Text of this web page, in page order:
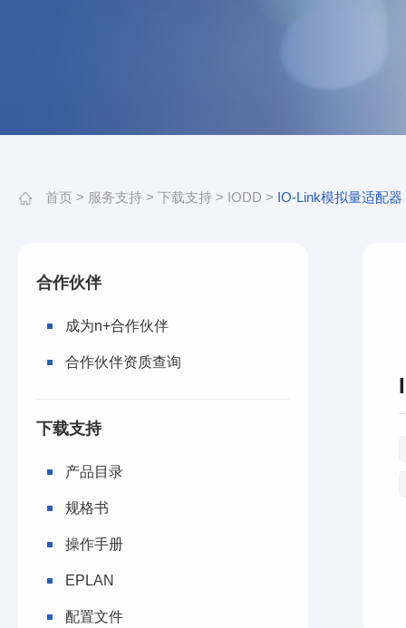
首页 > 服务支持 > 下载支持 > IODD > IO-Link模拟量适配器
合作伙伴
成为n+合作伙伴
合作伙伴资质查询
下载支持
产品目录
规格书
操作手册
EPLAN
配置文件